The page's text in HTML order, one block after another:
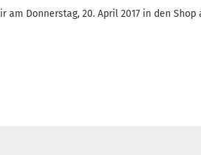
am Donnerstag, 20. April 2017 in den Shop